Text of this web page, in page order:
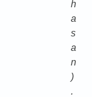
h
a
s
a
n
)
.